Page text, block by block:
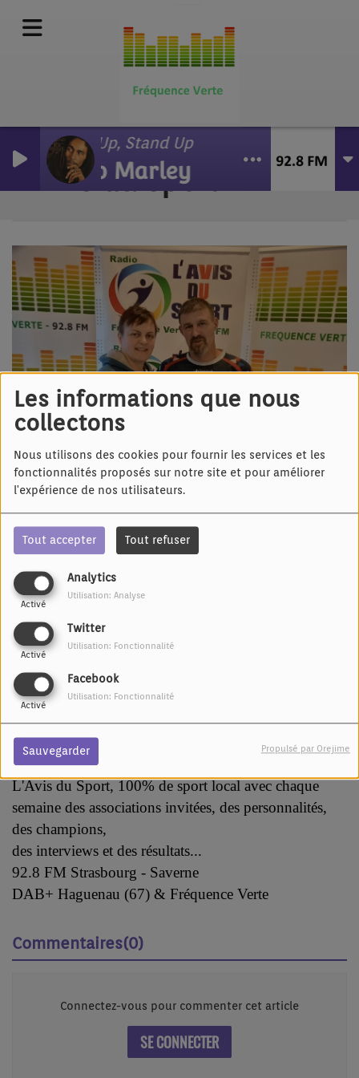
Les informations que nous
collectons
Nous utilisons des cookies pour fournir les services et les
fonctionnalités proposés sur notre site et pour améliorer
l'expérience de nos utilisateurs.
Tout accepter Tout refuser
Analytics
Activé
Utilisation: Analyse
Twitter
Activé
Utilisation: Fonctionnalité
Facebook
Activé
Utilisation: Fonctionnalité
Sauvegarder Propulsé par Orejime
Get Up, Stand Up
Bob Marley
L'Avis du Sport
01 MAI 2026 - 1083 VUES
Écouter le podcast
Schirrhein-Schirroffen
Avec Rachel Paggin et Elie Paggin
-----------------------
L'Avis du Sport, 100% de sport local avec chaque
semaine des associations invitées, des personnalités,
des champions,
des interviews et des résultats...
92.8 FM Strasbourg - Saverne
DAB+ Haguenau (67) & Fréquence Verte
Commentaires(0)
Connectez-vous pour commenter cet article
SE CONNECTER